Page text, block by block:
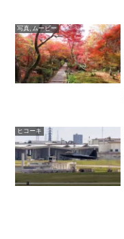
写真, ムービー
ヒコーキ